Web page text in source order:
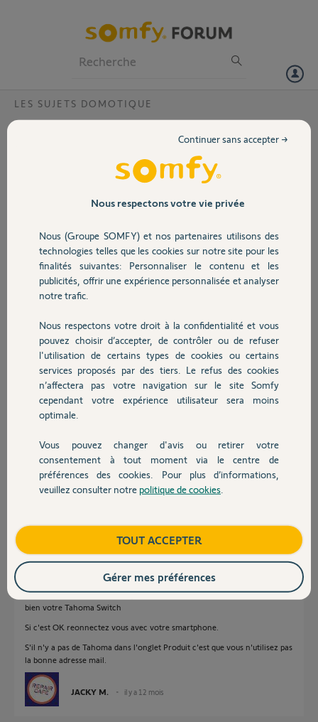
Volet
Sécurité
Domotique
Chauffage
Autres produits
Devis avec un pro
Contact
LES SUJETS DOMOTIQUE
Connexion impossible Tahoma
Depuis quelques jours je n' arrive plus à me connecter sur mon
smartphone à mon application tahoma.
Le scenario fonctionne toujours ( ouverture fermeture à heures
rebrancher mais en vain.
J' ai également changé mon mot de passe mais toujours le même
message.
Connexion impossible une erreur s' est produite...
Pouvez vous m' aider svp ?
Code PIN
2037-1726-6554
Merci,
Marina
il y a 12 mois
Réponses
mot de passe"
https://www.somfy.fr/login
Quand vous serez connectée, regardez dans l'onglet Produit si vous avez
bien votre Tahoma Switch
Si c'est OK reonnectez vous avec votre smartphone.
S'il n'y a pas de Tahoma dans l'onglet Produit c'est que vous n'utilisez pas
la bonne adresse mail.
JACKY M. il y a 12 mois
Nous respectons votre vie privée
Nous (Groupe SOMFY) et nos partenaires utilisons des
technologies telles que les cookies sur notre site pour les
finalités suivantes: Personnaliser le contenu et les
publicités, offrir une expérience personnalisée et analyser
notre trafic.
Nous respectons votre droit à la confidentialité et vous
pouvez choisir d’accepter, de contrôler ou de refuser
l'utilisation de certains types de cookies ou certains
services proposés par des tiers. Le refus des cookies
n’affectera pas votre navigation sur le site Somfy
cependant votre expérience utilisateur sera moins
optimale.
Vous pouvez changer d'avis ou retirer votre
consentement à tout moment via le centre de
préférences des cookies. Pour plus d’informations,
veuillez consulter notre politique de cookies
Continuer sans accepter →
TOUT ACCEPTER
Gérer mes préférences